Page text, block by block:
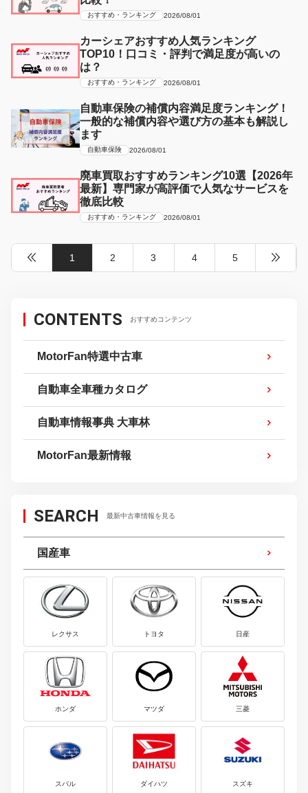
おすすめ・ランキング 2026/08/01
カーシェアおすすめ人気ランキング
TOP10！口コミ・評判で満足度が高いの
は？
おすすめ・ランキング 2026/08/01
自動車保険の補償内容満足度ランキング！
一般的な補償内容や選び方の基本も解説し
ます
自動車保険 2026/08/01
廃車買取おすすめランキング10選【2026年
最新】専門家が高評価で人気なサービスを
徹底比較
おすすめ・ランキング 2026/08/01
1 2 3 4 5
CONTENTS おすすめコンテンツ
MotorFan特選中古車
自動車全車種カタログ
自動車情報事典 大車林
MotorFan最新情報
SEARCH 最新中古車情報を見る
国産車
レクサス トヨタ 日産
ホンダ マツダ 三菱
スバル ダイハツ スズキ